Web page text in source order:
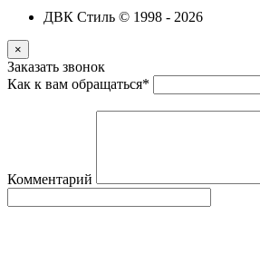
ДВК Стиль © 1998 - 2026
×
Заказать звонок
Как к вам обращаться*
Комментарий